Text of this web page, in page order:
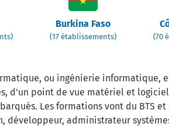
Burkina Faso
(17 établissements) (70
ou ingénierie informatique,
d'un point de vue matériel et
Les formations vont du BTS
développeur, administrateur